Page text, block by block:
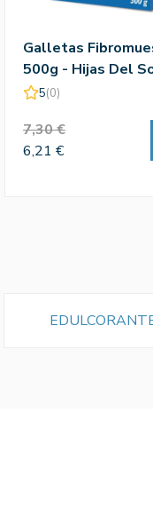
Galletas
500g - Hijas Del
5(0)
7,30 €
6,21 €